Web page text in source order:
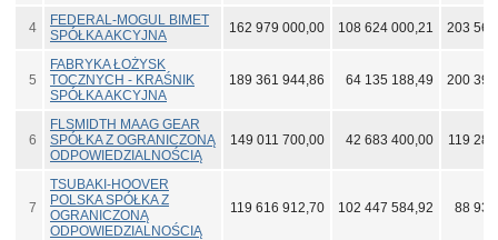
4
FEDERAL-MOGUL BIMET
SPÓŁKA AKCYJNA
162 979 000,00 108 624 000,21 203
5
FABRYKA ŁOŻYSK
TOCZNYCH - KRAŚNIK
SPÓŁKA AKCYJNA
189 361 944,86 64 135 188,49 200
6
FLSMIDTH MAAG GEAR
SPÓŁKA Z OGRANICZONĄ
ODPOWIEDZIALNOŚCIĄ
149 011 700,00 42 683 400,00 119
7
TSUBAKI-HOOVER
POLSKA SPÓŁKA Z
OGRANICZONĄ
ODPOWIEDZIALNOŚCIĄ
119 616 912,70 102 447 584,92 88